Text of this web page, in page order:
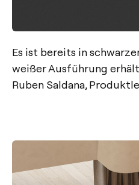
Es ist bereits in
weißer Ausführung
Ruben Saldana,